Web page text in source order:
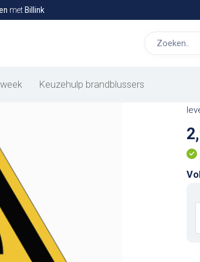
metBillink
Keuzehulp brandblussers